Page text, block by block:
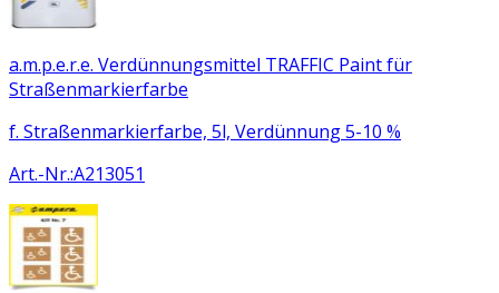
a.m.p.e.r.e. Verdünnungsmittel TRAFFIC Paint für
Straßenmarkierfarbe
f. Straßenmarkierfarbe, 5l, Verdünnung 5-10 %
Art.-Nr.:A213051